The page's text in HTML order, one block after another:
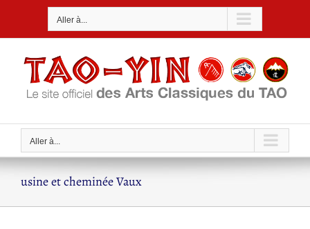
Aller à...
Aller à...
usine et cheminée Vaux